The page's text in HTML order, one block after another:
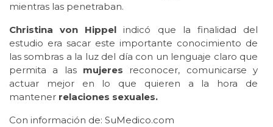
mientras las penetraban.
Christina von Hippelindicó que la finalidad del
estudio era sacar este importante conocimiento de
las sombras a la luz del día con un lenguaje claro que
permita a las mujeres reconocer, comunicarse y
actuar mejor en lo que quieren a la hora de
mantener relaciones sexuales.
Con información de: SuMedico.com